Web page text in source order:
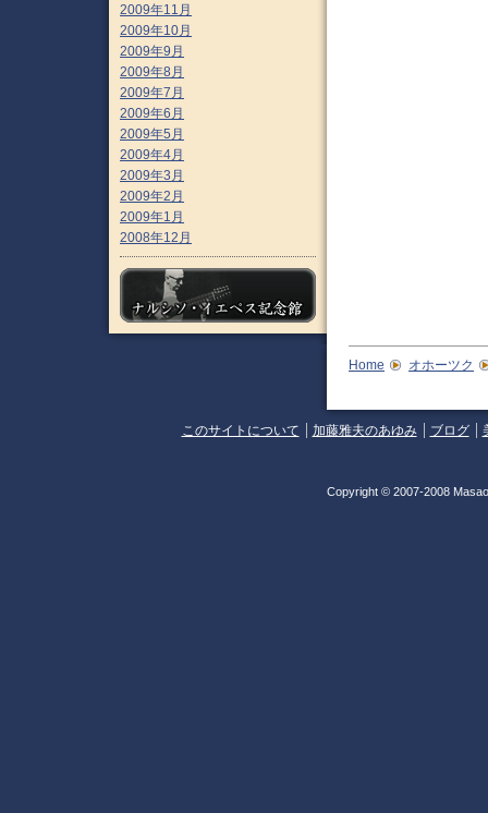
2009年11月
2009年10月
2009年9月
2009年8月
2009年7月
2009年6月
2009年5月
2009年4月
2009年3月
2009年2月
2009年1月
2008年12月
Home オホーツク
このサイトについて 加藤雅夫のあゆみ ブログ
Copyright © 2007-2008